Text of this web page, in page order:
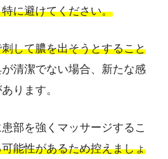
に避けてください。
して膿を出そうとすること
清潔でない場合、新たな感
ります。
部を強くマッサージするこ
能性があるため控えましょ